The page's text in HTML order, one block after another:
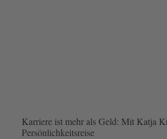
Karriere ist mehr als Geld: Mit Katja
Persönlichkeitsreise